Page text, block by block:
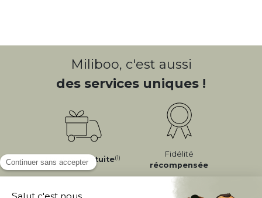
Miliboo, c'est aussi
des services uniques !
LivraisonGratuite(1)
Fidélité
récompensée